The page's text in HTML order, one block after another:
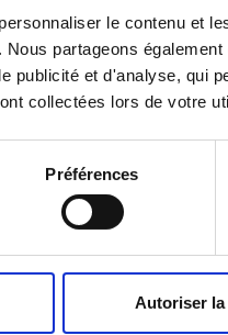
le contenu et
partageons
publicité et d'analyse, qui
collectées lors de votre
Préférences
Autoriser
protéger les salariés et
de prévention comme
de calculer le véritable
DATI et des services
de DATI disponibles
PTI